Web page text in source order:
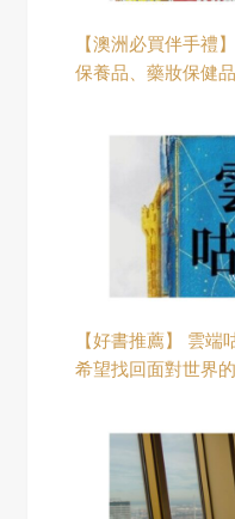
【澳洲必買伴手禮
保養品、藥妝保健
【好書推薦】 雲
希望找回面對世界